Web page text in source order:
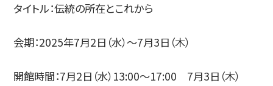
タイトル：伝統の所在とこれから
会期：2025年7月2日（水）〜7月3日（木）
開館時間：7月2日（水）13:00～17:00 7月3日（木）